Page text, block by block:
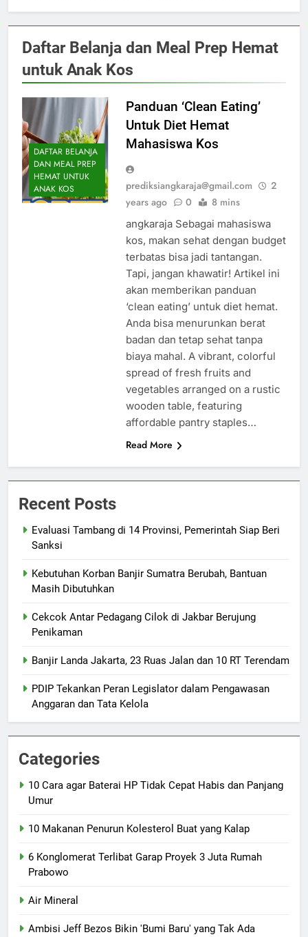
Daftar Belanja dan Meal Prep Hemat
untuk Anak Kos
DAFTAR BELANJA
DAN MEAL PREP
HEMAT UNTUK
ANAK KOS
Panduan ‘Clean Eating’
Untuk Diet Hemat
Mahasiswa Kos
prediksiangkaraja@gmail.com
2
years ago
0 8 mins
angkaraja Sebagai mahasiswa
kos, makan sehat dengan budget
terbatas bisa jadi tantangan.
Tapi, jangan khawatir! Artikel ini
akan memberikan panduan
‘clean eating’ untuk diet hemat.
Anda bisa menurunkan berat
badan dan tetap sehat tanpa
biaya mahal. A vibrant, colorful
spread of fresh fruits and
vegetables arranged on a rustic
wooden table, featuring
affordable pantry staples…
Read More
Recent Posts
Evaluasi Tambang di 14 Provinsi, Pemerintah Siap Beri
Sanksi
Kebutuhan Korban Banjir Sumatra Berubah, Bantuan
Masih Dibutuhkan
Cekcok Antar Pedagang Cilok di Jakbar Berujung
Penikaman
Banjir Landa Jakarta, 23 Ruas Jalan dan 10 RT Terendam
PDIP Tekankan Peran Legislator dalam Pengawasan
Anggaran dan Tata Kelola
Categories
10 Cara agar Baterai HP Tidak Cepat Habis dan Panjang
Umur
10 Makanan Penurun Kolesterol Buat yang Kalap
6 Konglomerat Terlibat Garap Proyek 3 Juta Rumah
Prabowo
Air Mineral
Ambisi Jeff Bezos Bikin 'Bumi Baru' yang Tak Ada